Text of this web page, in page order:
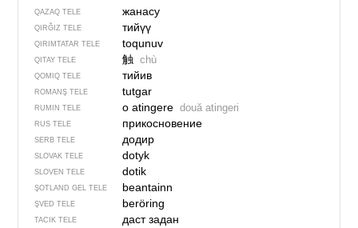
QAZAQ TELE жанасу
QIRĞIZ TELE тийүү
QIRIMTATAR TELE toqunuv
QITAY TELE 触 chù
QOMIQ TELE тийив
ROMANŞ TELE tutgar
RUMIN TELE o atingere două atingeri
RUS TELE прикосновение
SERB TELE додир
SLOVAK TELE dotyk
SLOVEN TELE dotik
ŞOTLAND GEL TELE beantainn
ŞVED TELE beröring
TACIK TELE даст задан